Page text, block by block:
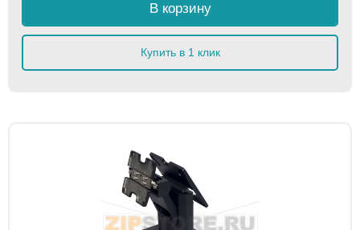
В корзину
Купить в 1 клик